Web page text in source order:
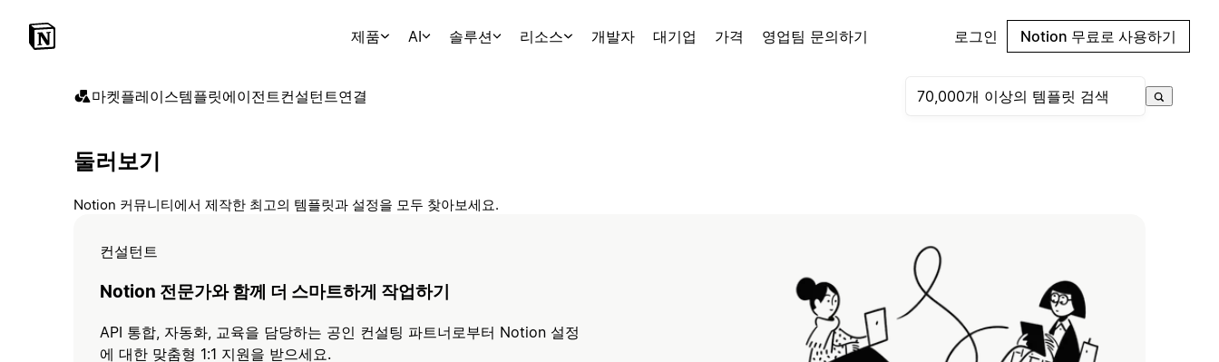
제품 AI 솔루션 리소스 개발자 대기업 가격 영업팀 문의하기 로그인 Notion 무료로 사용하기
마켓플레이스템플릿에이전트컨설턴트연결
둘러보기
Notion 커뮤니티에서 제작한 최고의 템플릿과 설정을 모두 찾아보세요.
컨설턴트
Notion 전문가와 함께 더 스마트하게 작업하기
API 통합, 자동화, 교육을 담당하는 공인 컨설팅 파트너로부터 Notion 설정
에 대한 맞춤형 1:1 지원을 받으세요.